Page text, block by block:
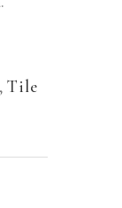
, Tile